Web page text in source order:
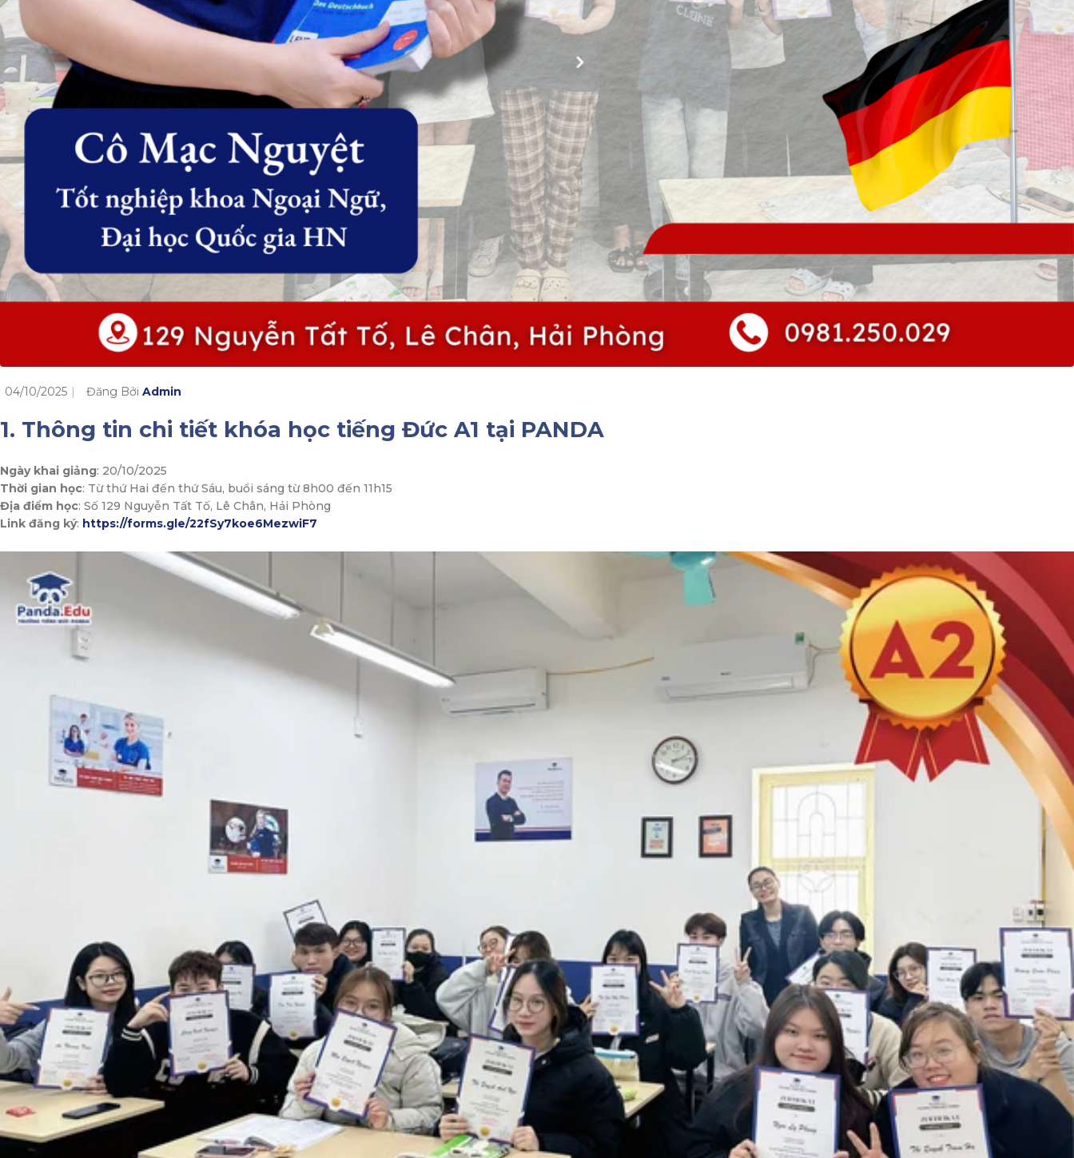
04/10/2025 Đăng Bởi Admin
1. Thông tin chi tiết khóa học tiếng Đức A1 tại PANDA
Ngày khai giảng: 20/10/2025
Thời gian học: Từ thứ Hai đến thứ Sáu, buổi sáng từ 8h00 đến 11h15
Địa điểm học: Số 129 Nguyễn Tất Tố, Lê Chân, Hải Phòng
Link đăng ký: https://forms.gle/22fSy7koe6MezwiF7